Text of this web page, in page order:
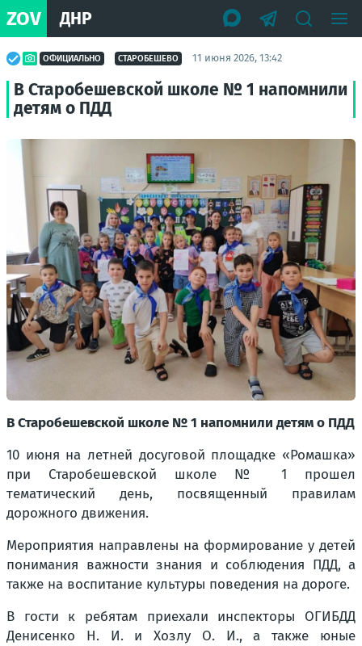
ZOV ДНР
ОФИЦИАЛЬНО СТАРОБЕШЕВО 11 июня 2026, 13:42
В Старобешевской школе № 1 напомнили
детям о ПДД
В Старобешевской школе № 1 напомнили детям о ПДД
10 июня на летней досуговой площадке «Ромашка»
при Старобешевской школе № 1 прошел
тематический день, посвященный правилам
дорожного движения.
Мероприятия направлены на формирование у детей
понимания важности знания и соблюдения ПДД, а
также на воспитание культуры поведения на дороге.
В гости к ребятам приехали инспекторы ОГИБДД
Денисенко Н. И. и Хозлу О. И., а также юные